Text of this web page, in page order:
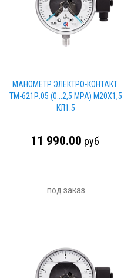
МАНОМЕТР ЭЛЕКТРО-КОНТАКТ.
ТМ-621Р.05 (0...2,5 МРА) М20Х1,5
КЛ1.5
11 990.00 руб
под заказ